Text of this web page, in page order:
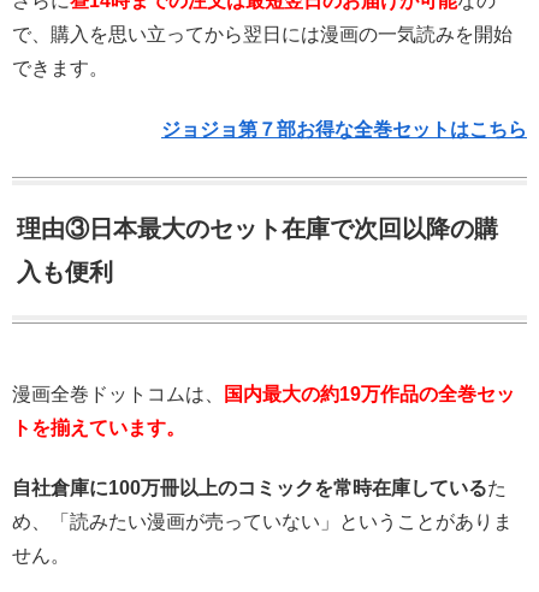
で、購入を思い立ってから翌日には漫画の一気読みを開始
できます。
ジョジョ第７部お得な全巻セットはこちら
理由③日本最大のセット在庫で次回以降の購
入も便利
漫画全巻ドットコムは、
国内最大の約19万作品の全巻セッ
トを揃えています。
自社倉庫に100万冊以上のコミックを常時在庫しているた
め、「読みたい漫画が売っていない」ということがありま
せん。